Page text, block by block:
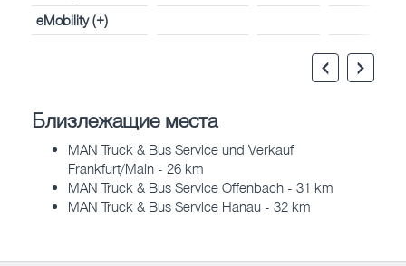
eMobility (+)
Близлежащие места
MAN Truck & Bus Service und Verkauf
Frankfurt/Main - 26 km
MAN Truck & Bus Service Offenbach - 31 km
MAN Truck & Bus Service Hanau - 32 km